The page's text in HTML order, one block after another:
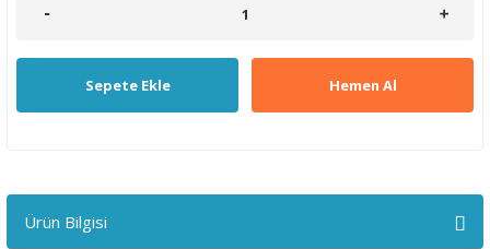
Sepete Ekle Hemen Al
Ürün Bilgisi